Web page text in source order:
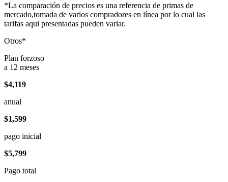
*La comparación de precios es una referencia de primas de
mercado,tomada de varios compradores en línea por lo cual las
tarifas aqui presentadas pueden variar.
Otros*
Plan forzoso
a 12 meses
$4,119
anual
$1,599
pago inicial
$5,799
Pago total